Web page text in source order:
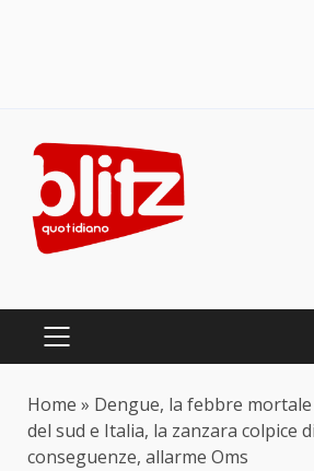
content
PRIMARY
Home » Dengue, la febbre
del sud e Italia, la zanzara colpice
conseguenze, allarme Oms